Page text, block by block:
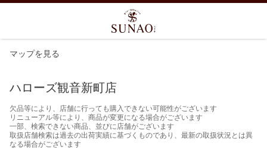
マップを見る
ハローズ観音新町店
欠品等により、店舗に行っても購入できない可能性がございます
リニューアル等により、商品が変更になる場合がございます
一部、検索できない商品、並びに店舗がございます
取扱店舗検索は過去の出荷実績に基づくものであり、最新の取扱状況とは異
なる場合がございます